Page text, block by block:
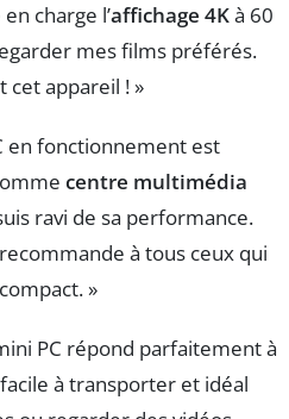
charge l’affichage 4Kà 60
mes films préférés.
cet appareil ! »
en fonctionnement est
centre multimédia
ravi de sa performance.
à tous ceux qui
»
PC répond parfaitement à
à transporter et idéal